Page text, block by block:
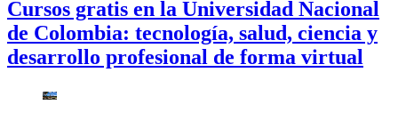
Cursos gratis en la Universidad Nacional
de Colombia: tecnología, salud, ciencia y
desarrollo profesional de forma virtual